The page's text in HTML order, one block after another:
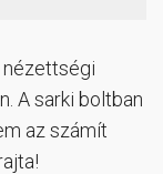
A sarki boltban
az számít